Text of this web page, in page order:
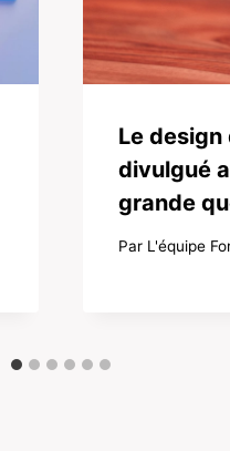
Le design
divulgué
grande
Par L'équipe